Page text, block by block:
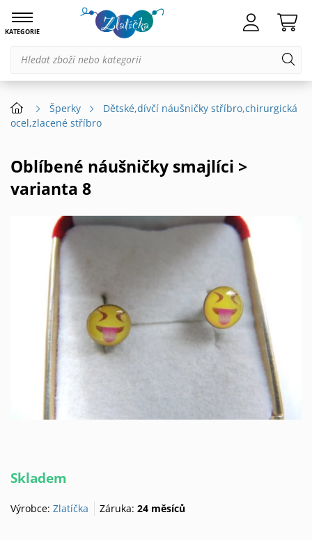
KATEGORIE
Šperky
Dětské,dívčí náušničky stříbro,chirurgická
ocel,zlacené stříbro
Oblíbené náušničky smajlíci >
varianta 8
Skladem
Výrobce: Zlatíčka Záruka:24 měsíců